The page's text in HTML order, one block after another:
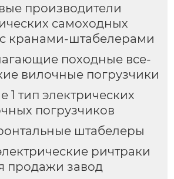
производители
самоходных
кранами-штабелерами
походные все-
вилочные погрузчики
1 тип электрических
погрузчиков
штабелеры
ричтраки
продажи завод